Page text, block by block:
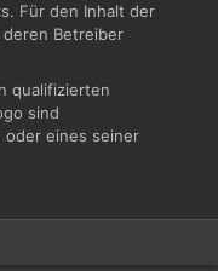
Für den Inhalt der
Betreiber
qualifizierten
sind
oder eines seiner